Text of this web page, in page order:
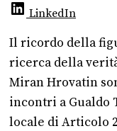
LinkedIn
Il ricordo della
ricerca della
Miran Hrovatin
incontri a Gualdo
locale di Articolo